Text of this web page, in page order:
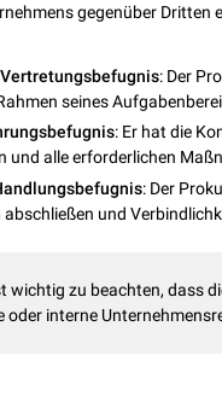
gegenüber Dritten
: Der
seines
: Er hat die
und alle erforderlichen
: Der
abschließen und
wichtig zu beachten, dass
oder interne